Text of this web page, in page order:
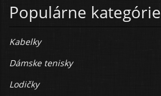
Populárne kategórie
Kabelky
Dámske tenisky
Lodičky